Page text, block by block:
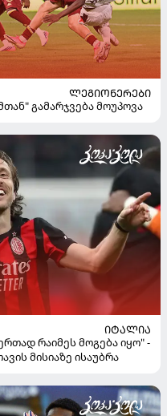
ᲚᲔᲒᲘᲝᲜᲔᲠᲔᲑᲘ
გამარჯვება მოუპოვა
ᲘᲢᲐᲚᲘᲐ
რაიმეს მოგება იყო" -
მისიაზე ისაუბრა